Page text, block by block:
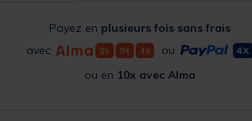
Payez en plusieurs fois sans frais
avec
ou
ou en 10x avec Alma